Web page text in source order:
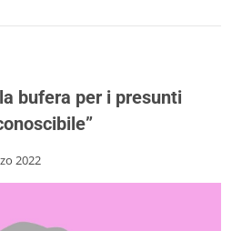
bufera per i presunti
2022